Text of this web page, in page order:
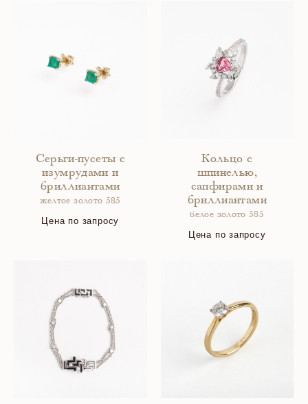
Серьги-пусеты с
изумрудами и
бриллиантами
желтое золото 585
Цена по запросу
Кольцо с
шпинелью,
сапфирами и
бриллиантами
белое золото 585
Цена по запросу